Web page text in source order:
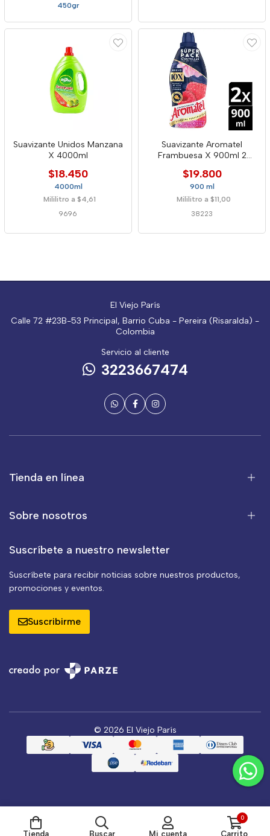
450gr
Suavizante Unidos Manzana
X 4000ml
$18.450
4000ml
Mililitro a $4,61
9696
Suavizante Aromatel
Frambuesa X 900ml 2
$19.800
900 ml
Mililitro a $11,00
38223
El Viejo París
Calle 72 #23B-53 Principal, Barrio Cuba - Pereira (Risaralda) -
Colombia
Servicio al cliente
3223667474
Tienda en línea
Sobre nosotros
Suscríbete a nuestro newsletter
Suscríbete para recibir noticias sobre nuestros productos,
promociones y eventos.
Suscribirme
© 2026 El Viejo París
Tienda Buscar Mi cuenta
0
Carrito